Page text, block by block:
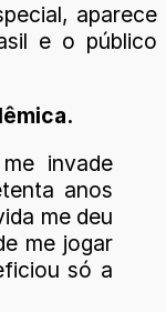
aparece
e o público
invade
anos
me deu
me jogar
só a